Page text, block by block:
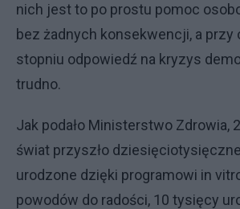
nich jest to po prostu pomoc
bez żadnych konsekwencji, a przy
stopniu odpowiedź na kryzys
trudno.
Jak podało Ministerstwo Zdrowia,
świat przyszło
urodzone dzięki programowi in
powodów do radości, 10 tysięcy